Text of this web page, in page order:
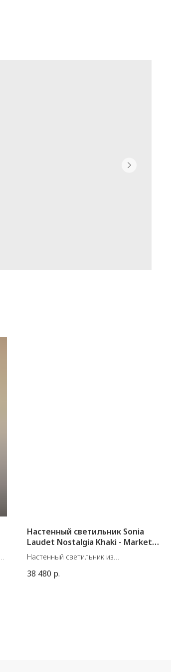
Настенный светильник Sonia
Laudet Nostalgia Khaki - Market
Set
Настенный светильник из
Market Set и дизайнера Sonia Laudet.
38 480 р.